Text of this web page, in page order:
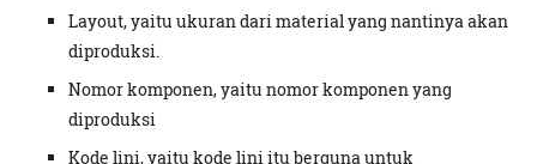
Layout, yaitu ukuran dari material yang nantinya akan
diproduksi.
Nomor komponen, yaitu nomor komponen yang
diproduksi
Kode lini, yaitu kode lini itu berguna untuk